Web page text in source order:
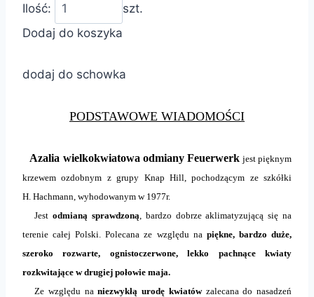
Ilość:
szt.
Dodaj do koszyka
dodaj do schowka
PODSTAWOWE WIADOMOŚCI
Azalia wielkokwiatowa odmiany Feuerwerk jest pięknym
krzewem ozdobnym z grupy Knap Hill, pochodzącym ze szkółki
H. Hachmann, wyhodowanym w 1977r.
Jestodmianą sprawdzoną , bardzo dobrze aklimatyzującą się na
terenie całej Polski. Polecana ze względu na piękne, bardzo duże,
szeroko rozwarte, ognistoczerwone, lekko pachnące kwiaty
rozkwitające w drugiej połowie maja.
Ze względu naniezwykłą urodę kwiatówzalecana do nasadzeń